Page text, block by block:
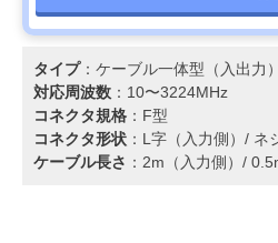
タイプ：ケーブル一体型（入出力）
対応周波数 ：10〜3224MHz
コネクタ規格 ：F型
コネクタ形状 ：L字（入力側）/ ネ
ケーブル長さ ：2m（入力側）/